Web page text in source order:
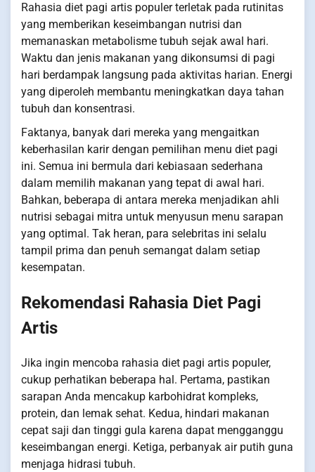
Rahasia diet pagi artis populer terletak pada rutinitas
yang memberikan keseimbangan nutrisi dan
memanaskan metabolisme tubuh sejak awal hari.
Waktu dan jenis makanan yang dikonsumsi di pagi
hari berdampak langsung pada aktivitas harian. Energi
yang diperoleh membantu meningkatkan daya tahan
tubuh dan konsentrasi.
Faktanya, banyak dari mereka yang mengaitkan
keberhasilan karir dengan pemilihan menu diet pagi
ini. Semua ini bermula dari kebiasaan sederhana
dalam memilih makanan yang tepat di awal hari.
Bahkan, beberapa di antara mereka menjadikan ahli
nutrisi sebagai mitra untuk menyusun menu sarapan
yang optimal. Tak heran, para selebritas ini selalu
tampil prima dan penuh semangat dalam setiap
kesempatan.
Rekomendasi Rahasia Diet Pagi
Artis
Jika ingin mencoba rahasia diet pagi artis populer,
cukup perhatikan beberapa hal. Pertama, pastikan
sarapan Anda mencakup karbohidrat kompleks,
protein, dan lemak sehat. Kedua, hindari makanan
cepat saji dan tinggi gula karena dapat mengganggu
keseimbangan energi. Ketiga, perbanyak air putih guna
menjaga hidrasi tubuh.